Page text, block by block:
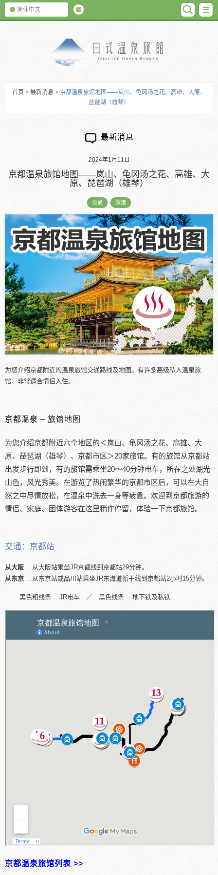
简体中文
首页 > 最新消息 > 京都温泉旅馆地图――岚山、龟冈汤之花、高雄、大原、
琵琶湖（雄琴）
最新消息
2024年1月11日
京都温泉旅馆地图――岚山、龟冈汤之花、高雄、大
原、琵琶湖（雄琴）
交通 旅馆
为您介绍京都附近的温泉旅馆交通路线及地图。有许多高级私人温泉旅
馆，非常适合情侣入住。
京都温泉 – 旅馆地图
为您介绍京都附近六个地区的＜岚山、龟冈汤之花、高雄、大
原、琵琶湖（雄琴）、京都市区＞20家旅馆。有的旅馆从京都站
出发步行即到，有的旅馆需乘坐20～40分钟电车，所在之处湖光
山色，风光秀美。在游览了热闹繁华的京都市区后，可以在大自
然之中尽情放松，在温泉中洗去一身等疲惫。欢迎到京都旅游的
情侣、家庭、团体游客在这里稍作停留，体验一下京都旅馆。
交通：京都站
从大阪 …从大阪站乘坐JR京都线到京都站29分钟。
从东京 …从东京站或品川站乘坐JR东海道新干线到京都站2小时15分钟。
黑色粗线条 …JR电车 ／ 黑色线条 …地下铁及私铁
京都温泉旅馆列表 >>